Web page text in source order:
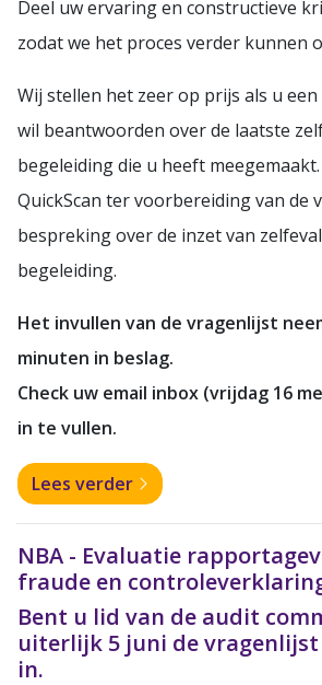
Deel uw ervaring en constructieve
zodat we het proces verder kunnen
Wij stellen het zeer op prijs als u
wil beantwoorden over de laatste
begeleiding die u heeft
QuickScan ter voorbereiding van de
bespreking over de inzet van
begeleiding.
Het invullen van de vragenlijst
minuten in beslag.
Check uw email inbox (vrijdag 16
in te vullen.
Lees verder
NBA - Evaluatie
fraude en
Bent u lid van de audit
uiterlijk 5 juni de vragenlijst
in.